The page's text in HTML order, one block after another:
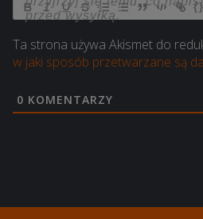
Ta strona używa Akismet do
w jaki sposób przetwarzane są
0 KOMENTARZY